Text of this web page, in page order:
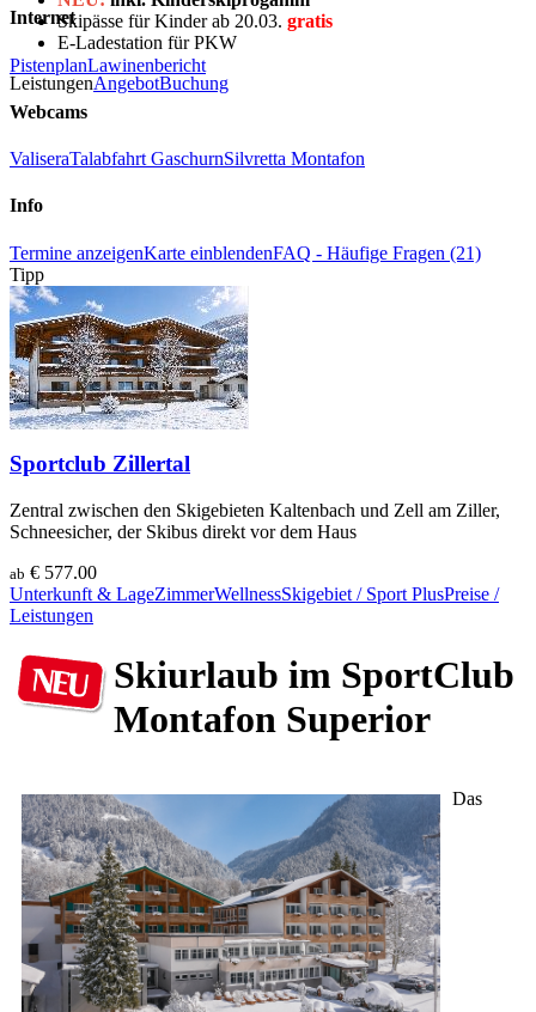
Skipässe für Kinder ab 20.03. gratis
E-Ladestation für PKW
LeistungenAngebotBuchung
Internet
PistenplanLawinenbericht
Webcams
ValiseraTalabfahrt GaschurnSilvretta Montafon
Info
Termine anzeigenKarte einblendenFAQ - Häufige Fragen (21)
Tipp
Sportclub Zillertal
Zentral zwischen den Skigebieten Kaltenbach und Zell am Ziller,
Schneesicher, der Skibus direkt vor dem Haus
ab € 577.00
Unterkunft & LageZimmerWellnessSkigebiet / Sport PlusPreise /
Leistungen
Skiurlaub im SportClub
Montafon Superior
Das